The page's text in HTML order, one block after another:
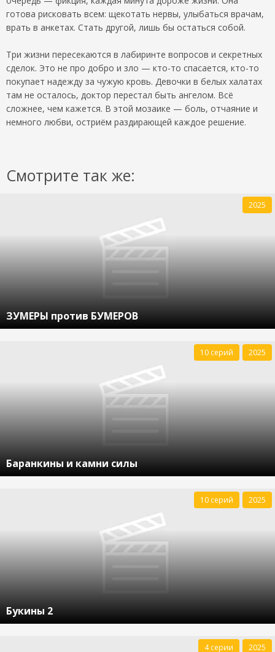
готова рисковать всем: щекотать нервы, улыбаться врачам,
врать в анкетах. Стать другой, лишь бы остаться собой.
Три жизни пересекаются в лабиринте вопросов и секретных
сделок. Это не про добро и зло — кто-то спасается, кто-то
покупает надежду за чужую кровь. Девочки в белых халатах
там не осталось, доктор перестал быть ангелом. Всё
сложнее, чем кажется. В этой мозаике — боль, отчаяние и
немного любви, остриём раздирающей каждое решение.
Смотрите так же:
ЗУМЕРЫ против БУМЕРОВ
2025
Баранкины и камни силы
10 серий 2025
Букины 2
10 серий 2025
4 серии 2025